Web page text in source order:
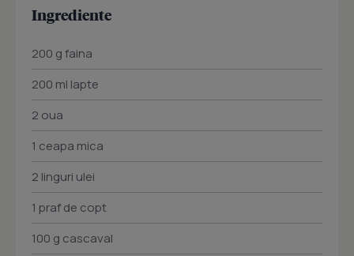
Ingrediente
200 g faina
200 ml lapte
2 oua
1 ceapa mica
2 linguri ulei
1 praf de copt
100 g cascaval